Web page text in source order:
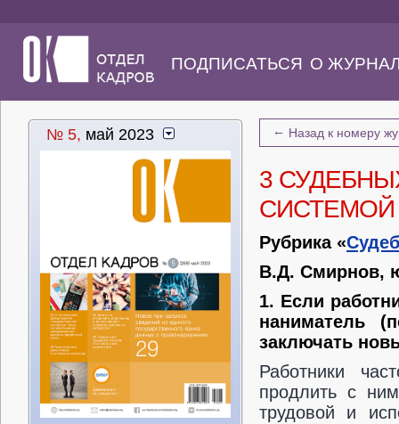
ПОДПИСАТЬСЯ О
№ 5, май 2023 ← Назад к номеру
3
Рубрика «
В.Д. Смирнов,
1. Если
наниматель
заключать
Работники
продлить с
трудовой и